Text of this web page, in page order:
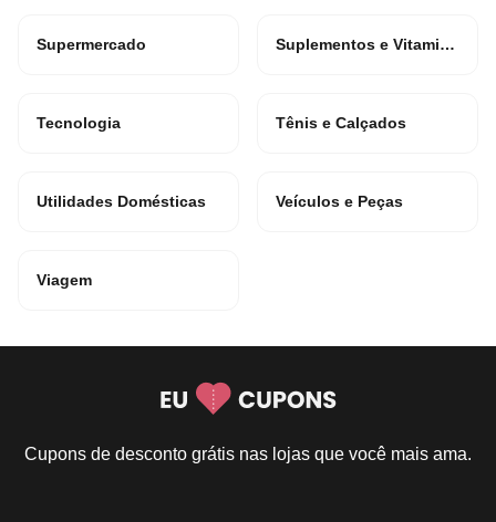
Supermercado Suplementos e Vitaminas
Tecnologia Tênis e Calçados
Utilidades Domésticas Veículos e Peças
Viagem
Cupons de desconto grátis nas lojas que você mais ama.